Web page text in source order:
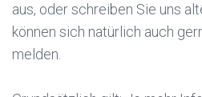
aus, oder schreiben Sie uns
können sich natürlich auch
melden.